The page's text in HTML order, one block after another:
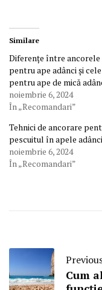
Similare
Diferențe între ancorele
pentru ape adânci și cele
pentru ape de mică
noiembrie 6, 2024
În „Recomandari”
Tehnici de ancorare
pescuitul în apele adânci
noiembrie 6, 2024
În „Recomandari”
Cum